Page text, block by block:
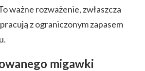
ważne rozważenie, zwłaszcza
z ograniczonym zapasem
migawki